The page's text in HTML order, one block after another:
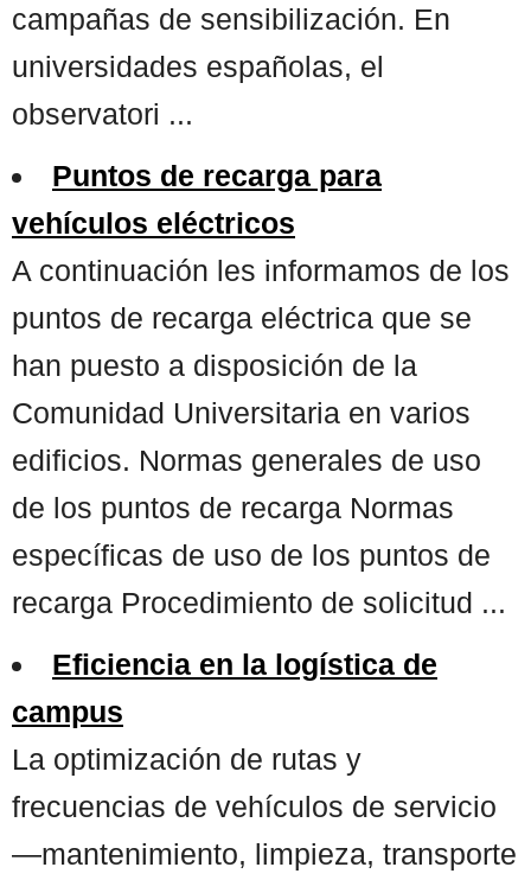
campañas de sensibilización. En
universidades españolas, el
observatori ...
Puntos de recarga para
vehículos eléctricos
A continuación les informamos de los
puntos de recarga eléctrica que se
han puesto a disposición de la
Comunidad Universitaria en varios
edificios. Normas generales de uso
de los puntos de recarga Normas
específicas de uso de los puntos de
recarga Procedimiento de solicitud ...
Eficiencia en la logística de
campus
La optimización de rutas y
frecuencias de vehículos de servicio
—mantenimiento, limpieza, transporte